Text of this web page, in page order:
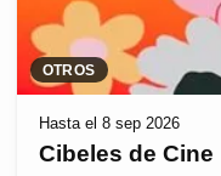
OTROS
Hasta el 8 sep 2026
Cibeles de Cine